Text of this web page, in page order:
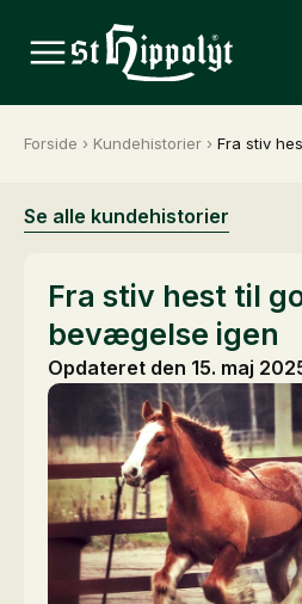
Forside › Kundehistorier › Fra stiv
Se alle kundehistorier
Fra stiv hest til
bevægelse igen
Opdateret den 15. maj